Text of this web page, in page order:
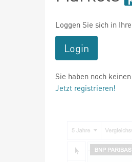
Loggen Sie sich in
Login
Sie haben noch
Jetzt registrieren!